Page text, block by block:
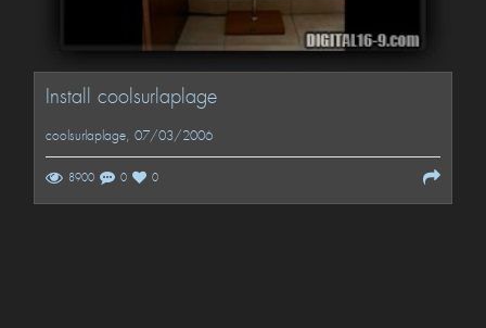
Install coolsurlaplage
coolsurlaplage, 07/03/2006
8900 0 0